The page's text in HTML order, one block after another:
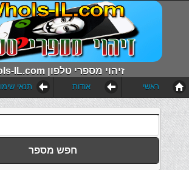
WhoIs-IL.com זיהוי מספרי טלפון
תנאי אודות ראשי
חפש מספר